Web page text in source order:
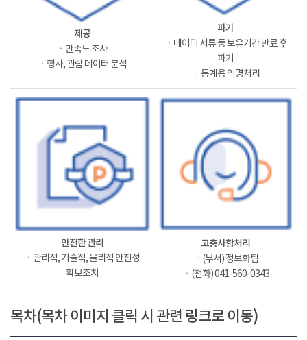
제공
ㆍ만족도 조사
ㆍ행사, 관람 데이터 분석
파기
ㆍ데이터 서류 등 보유기간 만료 후
파기
ㆍ통계용 익명처리
안전한 관리
ㆍ관리적, 기술적, 물리적 안전성
확보조치
고충사항처리
ㆍ(부서) 정보화팀
ㆍ(전화) 041-560-0343
목차(목차 이미지 클릭 시 관련 링크로 이동)